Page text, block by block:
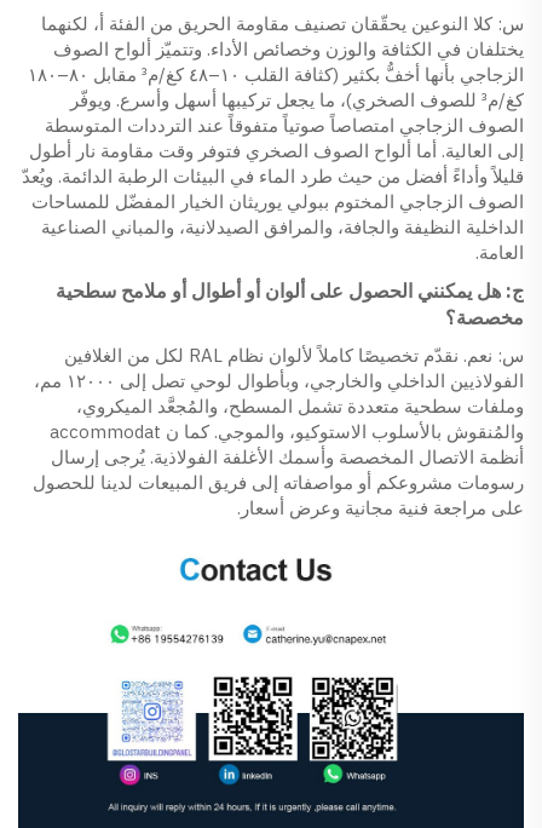
س: كلا النوعين يحقّقان تصنيف مقاومة الحريق من الفئة أ، لكنهما
يختلفان في الكثافة والوزن وخصائص الأداء. وتتميّز ألواح الصوف
الزجاجي بأنها أخفُّ بكثير (كثافة القلب ١٠–٤٨ كغ/م³ مقابل ٨٠–١٨٠
كغ/م³ للصوف الصخري)، ما يجعل تركيبها أسهل وأسرع. ويوفّر
الصوف الزجاجي امتصاصاً صوتياً متفوقاً عند الترددات المتوسطة
إلى العالية. أما ألواح الصوف الصخري فتوفر وقت مقاومة نار أطول
قليلاً وأداءً أفضل من حيث طرد الماء في البيئات الرطبة الدائمة. ويُعدّ
الصوف الزجاجي المختوم ببولي يوريثان الخيار المفضّل للمساحات
الداخلية النظيفة والجافة، والمرافق الصيدلانية، والمباني الصناعية
العامة.
ج: هل يمكنني الحصول على ألوان أو أطوال أو ملامح سطحية
مخصصة؟
س: نعم. نقدّم تخصيصًا كاملاً لألوان نظام RAL لكل من الغلافين
الفولاذيين الداخلي والخارجي، وبأطوال لوحي تصل إلى ١٢٠٠٠ مم،
وملفات سطحية متعددة تشمل المسطح، والمُجعَّد الميكروي،
والمُنقوش بالأسلوب الاستوكيو، والموجي. كما ن accommodat
أنظمة الاتصال المخصصة وأسمك الأغلفة الفولاذية. يُرجى إرسال
رسومات مشروعكم أو مواصفاته إلى فريق المبيعات لدينا للحصول
على مراجعة فنية مجانية وعرض أسعار.